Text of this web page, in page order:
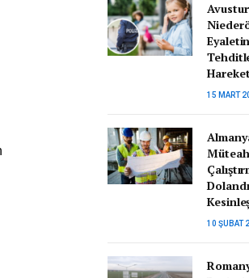
15 MART
10 ŞUBAT